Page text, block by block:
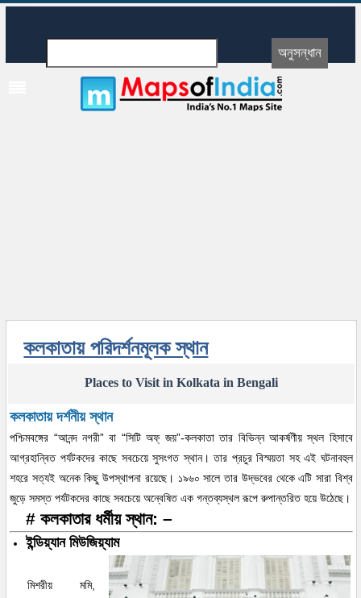
কলকাতায় পরিদর্শনমূলক স্থান
Places to Visit in Kolkata in Bengali
কলকাতায় দর্শনীয় স্থান
পশ্চিমবঙ্গের “আনন্দ নগরী” বা “সিটি অফ্ জয়”-কলকাতা তার বিভিন্ন আকর্ষণীয় স্থল হিসাবে
আগ্রহান্বিত পর্যটকদের কাছে সবচেয়ে সুসংগত স্থান। তার প্রচুর বিস্ময়তা সহ এই ঘটনাবহুল
শহরে সত্যই অনেক কিছু উপস্থাপনা রয়েছে। ১৯৬০ সালে তার উদ্ভবের থেকে এটি সারা বিশ্ব
জুড়ে সমস্ত পর্যটকদের কাছে সবচেয়ে অন্বেষিত এক গন্তব্যস্থল রূপে রুপান্তরিত হয়ে উঠেছে।
# কলকাতার ধর্মীয় স্থান: –
ইন্ডিয়্যান মিউজিয়্যাম
মিশরীয় মমি,